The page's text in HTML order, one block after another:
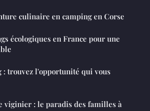
culinaire en camping en Corse
écologiques en France pour une
: trouvez l'opportunité qui vous
viginier : le paradis des familles à